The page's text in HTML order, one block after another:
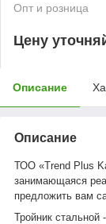
Опт и розница
Цену
Описание
Описание
ТОО «Trend Plus
занимающаяся
предложить вам
Тройник стальной